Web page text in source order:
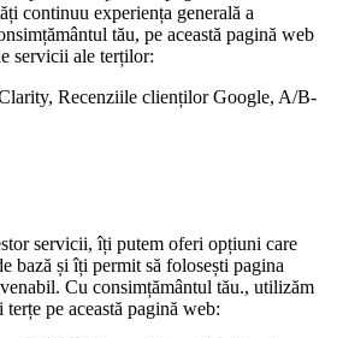
continuu experiența generală a
tău, pe această pagină web
servicii ale terților:
Recenziile clienților Google, A/B-
servicii, îți putem oferi opțiuni care
bază și îți permit să folosești pagina
Cu consimțământul tău., utilizăm
pe această pagină web: